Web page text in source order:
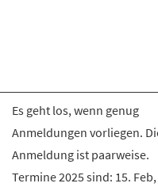
Es geht los, wenn genug
Anmeldungen vorliegen.
Anmeldung ist paarweise.
Termine 2025 sind: 15. Feb,